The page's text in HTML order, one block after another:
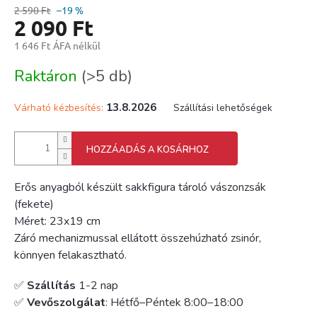
2 590 Ft –19 %
2 090 Ft
1 646 Ft ÁFA nélkül
Raktáron (>5 db)
Várható kézbesítés: 13.8.2026 Szállítási lehetőségek
HOZZÁADÁS A KOSÁRHOZ
Erős anyagból készült sakkfigura tároló vászonzsák
(fekete)
Méret: 23x19 cm
Záró mechanizmussal ellátott összehúzható zsinór,
könnyen felakasztható.
✅ Szállítás 1-2 nap
✅ Vevőszolgálat: Hétfő–Péntek 8:00–18:00